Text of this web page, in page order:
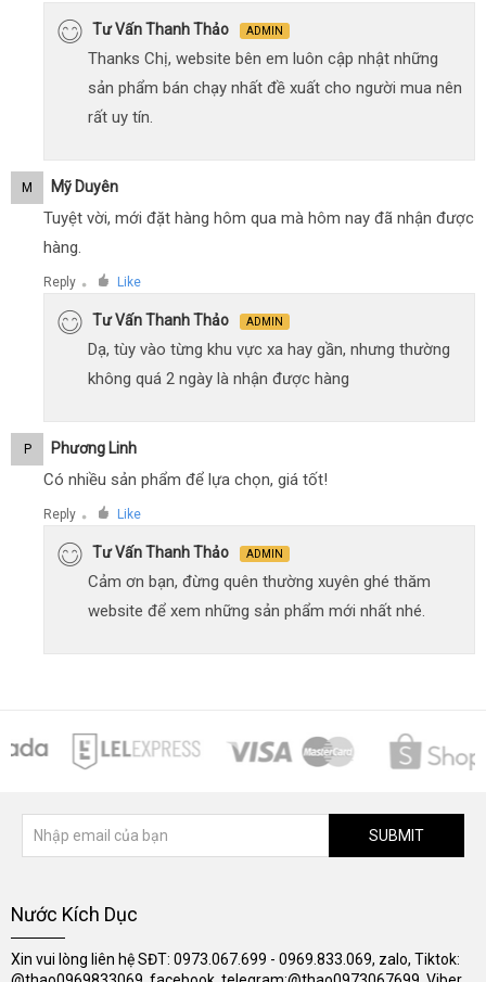
Tư Vấn Thanh Thảo ADMIN
Thanks Chị, website bên em luôn cập nhật những
sản phẩm bán chạy nhất đề xuất cho người mua nên
rất uy tín.
M Mỹ Duyên
Tuyệt vời, mới đặt hàng hôm qua mà hôm nay đã nhận được
hàng.
Reply ● Like
Tư Vấn Thanh Thảo ADMIN
Dạ, tùy vào từng khu vực xa hay gần, nhưng thường
không quá 2 ngày là nhận được hàng
P Phương Linh
Có nhiều sản phẩm để lựa chọn, giá tốt!
Reply ● Like
Tư Vấn Thanh Thảo ADMIN
Cảm ơn bạn, đừng quên thường xuyên ghé thăm
website để xem những sản phẩm mới nhất nhé.
SUBMIT
Nước Kích Dục
Xin vui lòng liên hệ SĐT: 0973.067.699 - 0969.833.069, zalo, Tiktok: